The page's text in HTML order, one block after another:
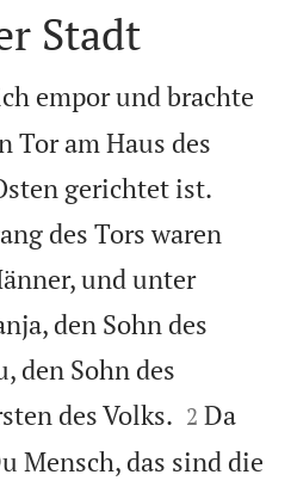
Stadt
empor und brachte
Tor am Haus des
gerichtet ist.
des Tors waren
und unter
den Sohn des
den Sohn des
des Volks. 

2 Da
Mensch, das sind die